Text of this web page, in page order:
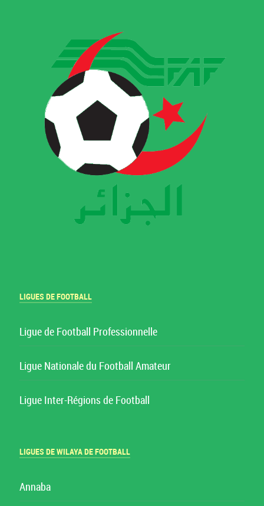
LIGUES DE FOOTBALL
Ligue de Football Professionnelle
Ligue Nationale du Football Amateur
Ligue Inter-Régions de Football
LIGUES DE WILAYA DE FOOTBALL
Annaba